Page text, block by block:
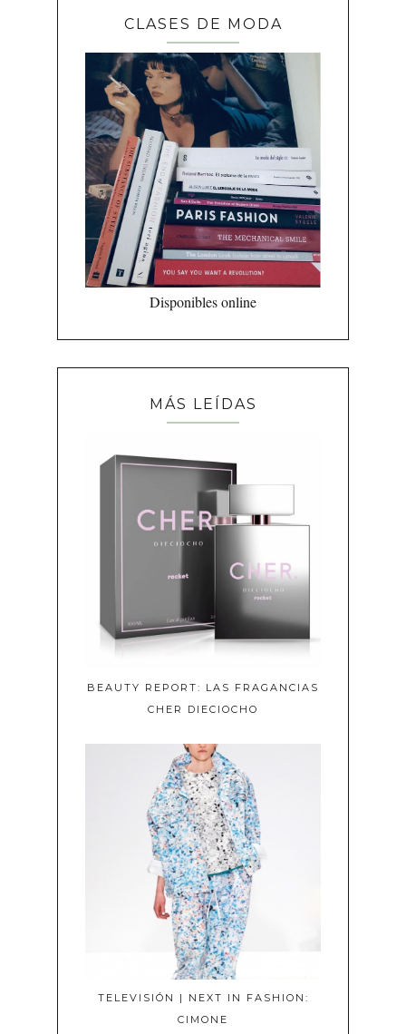
CLASES DE MODA
Disponibles online
MÁS LEÍDAS
BEAUTY REPORT: LAS FRAGANCIAS
CHER DIECIOCHO
TELEVISIÓN | NEXT IN FASHION:
CIMONE